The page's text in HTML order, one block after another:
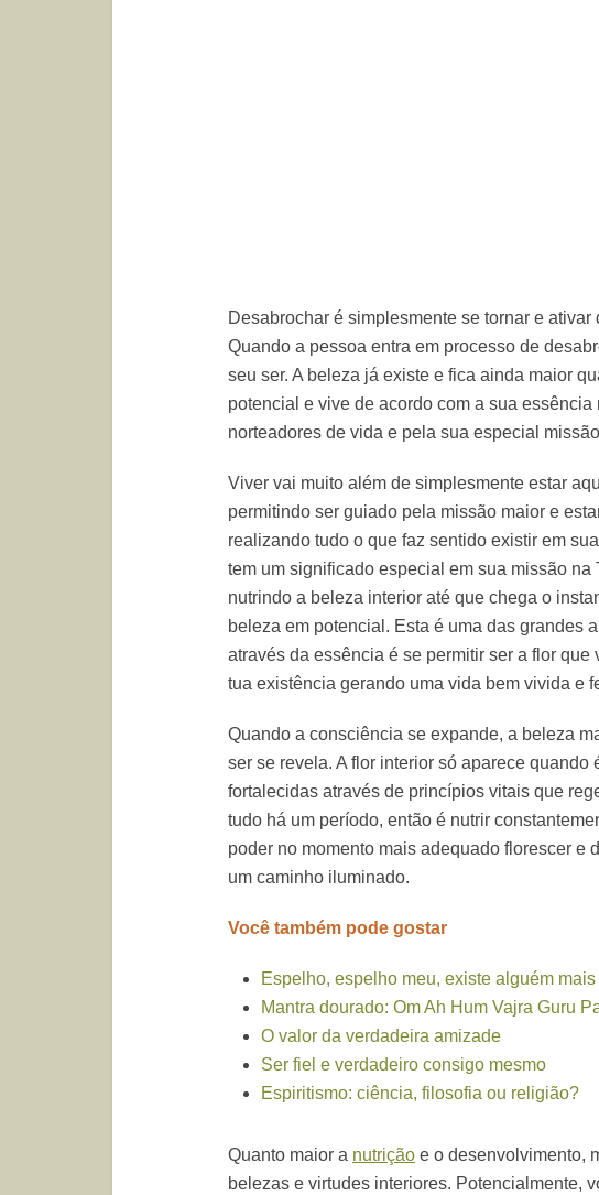
Desabrochar é simplesmente se tornar e
Quando a pessoa entra em processo de
seu ser. A beleza já existe e fica ainda maior
potencial e vive de acordo com a sua essência
norteadores de vida e pela sua especial
Viver vai muito além de simplesmente estar
permitindo ser guiado pela missão maior e
realizando tudo o que faz sentido existir em
tem um significado especial em sua missão na
nutrindo a beleza interior até que chega o
beleza em potencial. Esta é uma das grandes
através da essência é se permitir ser a flor
tua existência gerando uma vida bem vivida e
Quando a consciência se expande, a beleza
ser se revela. A flor interior só aparece quando
fortalecidas através de princípios vitais que
tudo há um período, então é nutrir
poder no momento mais adequado florescer e
um caminho iluminado.
Você também pode gostar
Espelho, espelho meu, existe alguém
Mantra dourado: Om Ah Hum Vajra Guru
O valor da verdadeira amizade
Ser fiel e verdadeiro consigo mesmo
Espiritismo: ciência, filosofia ou religião?
Quanto maior a nutrição e o desenvolvimento,
belezas e virtudes interiores. Potencialmente,